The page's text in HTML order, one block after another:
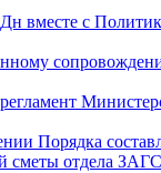
вместе с
Порядка
сметы отдела